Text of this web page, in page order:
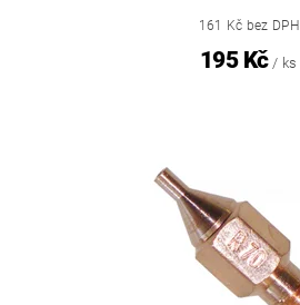
161 Kč bez DPH
195 Kč / ks